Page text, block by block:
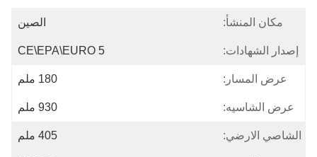
مكان المنشأ: الصين
إصدار الشهادات: CE\EPA\EURO 5
عرض المسار: 180 ملم
عرض الشاسيه: 930 ملم
الشاصي الارضي: 405 ملم